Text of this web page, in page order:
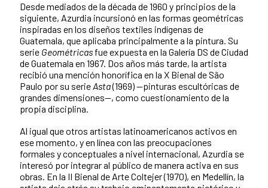
Desde mediados de la década de 1960 y principios de la
siguiente, Azurdia incursionó en las formas geométricas
inspiradas en los diseños textiles indígenas de
Guatemala, que aplicaba principalmente a la pintura. Su
serie Geométricas fue expuesta en la Galería DS de Ciudad
de Guatemala en 1967. Dos años más tarde, la artista
recibió una mención honorífica en la X Bienal de São
Paulo por su serieAsta(1969) —pinturas escultóricas de
grandes dimensiones—, como cuestionamiento de la
propia disciplina.
Al igual que otros artistas latinoamericanos activos en
ese momento, y en línea con las preocupaciones
formales y conceptuales a nivel internacional, Azurdia se
interesó por integrar al público de manera activa en sus
obras. En la II Bienal de Arte Coltejer (1970), en Medellín, la